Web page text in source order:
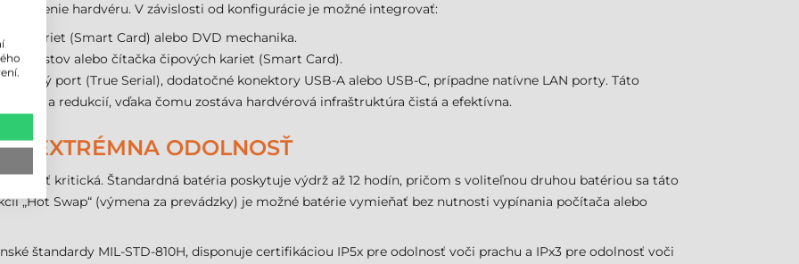
hardvéru. V závislosti od konfigurácie je možné integrovať:
kariet (Smart Card) alebo DVD mechanika.
prstov alebo čítačka čipových kariet (Smart Card).
sériový port (True Serial), dodatočné konektory USB-A alebo USB-C, prípadne natívne LAN porty. Táto
a redukcií, vďaka čomu zostáva hardvérová infraštruktúra čistá a efektívna.
A EXTRÉMNA ODOLNOSŤ
kritická. Štandardná batéria poskytuje výdrž až 12 hodín, pričom s voliteľnou druhou batériou sa táto
„Hot Swap“ (výmena za prevádzky) je možné batérie vymieňať bez nutnosti vypínania počítača alebo
štandardy MIL-STD-810H, disponuje certifikáciou IP5x pre odolnosť voči prachu a IPx3 pre odolnosť voči